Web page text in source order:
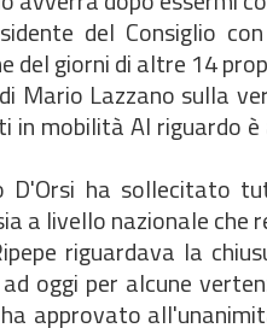
del Consiglio
del giorni di altre 14
Mario Lazzano sulla
mobilità Al riguardo
D'Orsi ha sollecitato
a livello nazionale che
riguardava la
oggi per alcune
approvato